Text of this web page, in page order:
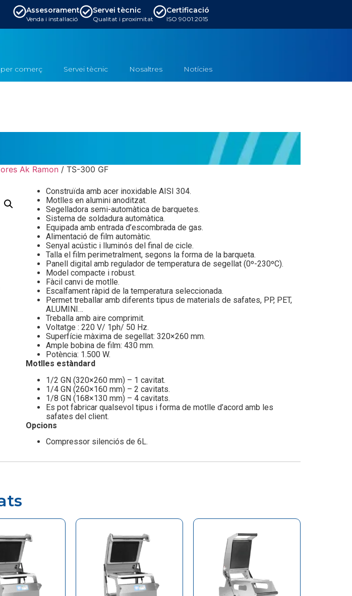
Assesorament
Venda i instal·lació
Servei tècnic
Qualitat i proximitat
Certificació
ISO 9001:2015
comerç Servei tècnic Nosaltres Notícies
Ak Ramon / TS-300 GF
Construïda amb acer inoxidable AISI 304.
Motlles en alumini anoditzat.
Segelladora semi-automàtica de barquetes.
Sistema de soldadura automàtica.
Equipada amb entrada d’escombrada de gas.
Alimentació de film automàtic.
Senyal acústic i lluminós del final de cicle.
Talla el film perimetralment, segons la forma de la barqueta.
Panell digital amb regulador de temperatura de segellat (0º-230ºC).
Model compacte i robust.
Fàcil canvi de motlle.
Escalfament ràpid de la temperatura seleccionada.
Permet treballar amb diferents tipus de materials de safates, PP, PET,
ALUMINI…
Treballa amb aire comprimit.
Voltatge : 220 V/ 1ph/ 50 Hz.
Superfície màxima de segellat: 320×260 mm.
Ample bobina de film: 430 mm.
Potència: 1.500 W.
Motlles estàndard
1/2 GN (320×260 mm) – 1 cavitat.
1/4 GN (260×160 mm) – 2 cavitats.
1/8 GN (168×130 mm) – 4 cavitats.
Es pot fabricar qualsevol tipus i forma de motlle d’acord amb les
safates del client.
Opcions
Compressor silenciós de 6L.